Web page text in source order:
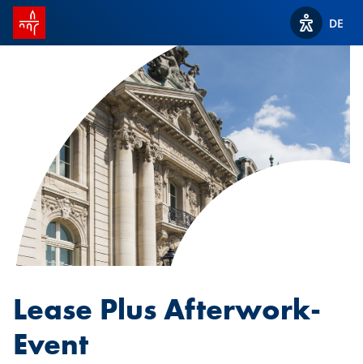
Startseite SPUERKEESS
Optionen
DE
Lease Plus Afterwork-
Event